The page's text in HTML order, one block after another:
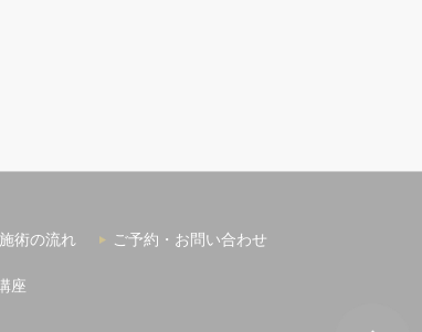
施術の流れ ご予約・お問い合わせ
座